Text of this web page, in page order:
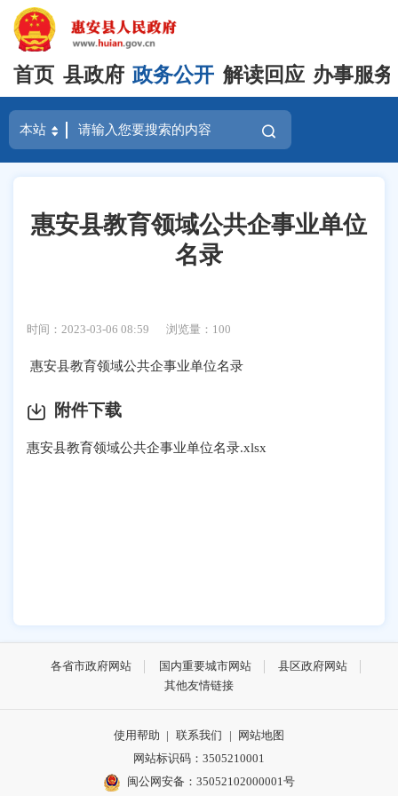
首页 县政府 政务公开 解读回应 办事服务
惠安县教育领域公共企事业单位
名录
时间：2023-03-06 08:59 浏览量： 100
惠安县教育领域公共企事业单位名录
附件下载
惠安县教育领域公共企事业单位名录.xlsx
各省市政府网站 国内重要城市网站
县区政府网站
其他友情链接
使用帮助 | 联系我们 | 网站地图
网站标识码：3505210001
闽公网安备：35052102000001号